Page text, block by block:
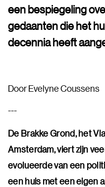
een bespiegeling
gedaanten die het
decennia heeft
Door Evelyne Coussens
---
De Brakke Grond, het
Amsterdam, viert zijn
evolueerde van een
een huis met een eigen